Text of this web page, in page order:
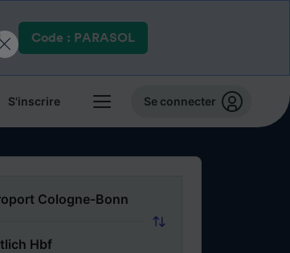
Code : PARASOL
S'inscrire Se connecter